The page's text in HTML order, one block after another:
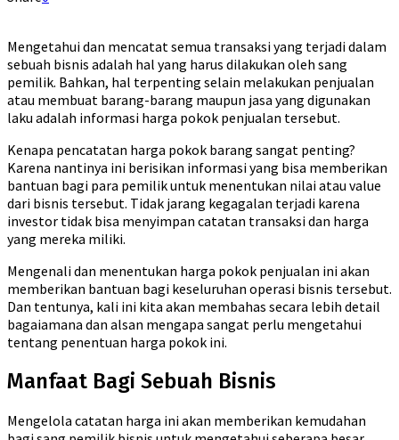
Mengetahui dan mencatat semua transaksi yang terjadi dalam
sebuah bisnis adalah hal yang harus dilakukan oleh sang
pemilik. Bahkan, hal terpenting selain melakukan penjualan
atau membuat barang-barang maupun jasa yang digunakan
laku adalah informasi harga pokok penjualan tersebut.
Kenapa pencatatan harga pokok barang sangat penting?
Karena nantinya ini berisikan informasi yang bisa memberikan
bantuan bagi para pemilik untuk menentukan nilai atau value
dari bisnis tersebut. Tidak jarang kegagalan terjadi karena
investor tidak bisa menyimpan catatan transaksi dan harga
yang mereka miliki.
Mengenali dan menentukan harga pokok penjualan ini akan
memberikan bantuan bagi keseluruhan operasi bisnis tersebut.
Dan tentunya, kali ini kita akan membahas secara lebih detail
bagaiamana dan alsan mengapa sangat perlu mengetahui
tentang penentuan harga pokok ini.
Manfaat Bagi Sebuah Bisnis
Mengelola catatan harga ini akan memberikan kemudahan